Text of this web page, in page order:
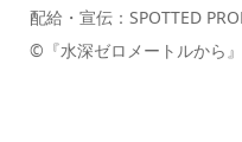
配給・宣伝：SPOTTED
©️『水深ゼロメートルから